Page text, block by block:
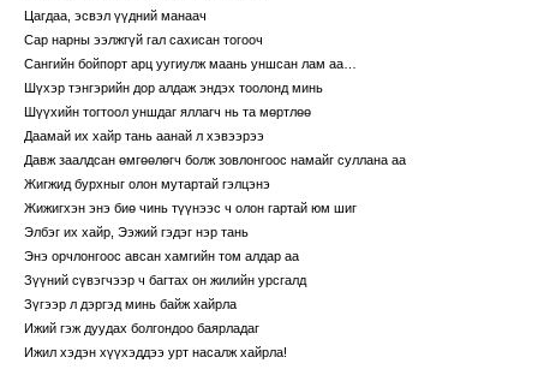
Цагдаа, эсвэл үүдний манаач
Сар нарны ээлжгүй гал сахисан тогооч
Сангийн бойпорт арц уугиулж маань уншсан лам аа…
Шүхэр тэнгэрийн дор алдаж эндэх тоолонд минь
Шүүхийн тогтоол уншдаг яллагч нь та мөртлөө
Даамай их хайр тань аанай л хэвээрээ
Давж заалдсан өмгөөлөгч болж зовлонгоос намайг суллана аа
Жигжид бурхныг олон мутартай гэлцэнэ
Жижигхэн энэ биө чинь түүнээс ч олон гартай юм шиг
Элбэг их хайр, Ээжий гэдэг нэр тань
Энэ орчлонгоос авсан хамгийн том алдар аа
Зүүний сүвэгчээр ч багтах он жилийн урсгалд
Зүгээр л дэргэд минь байж хайрла
Ижий гэж дуудах болгондоо баярладаг
Ижил хэдэн хүүхэддээ урт насалж хайрла!